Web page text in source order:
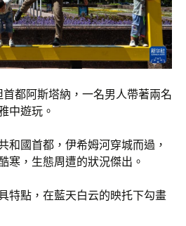
都阿斯塔納，一名男人帶著兩名
中遊玩。
和國首都，伊希姆河穿城而過，
寒，生態周遭的狀況傑出。
特點，在藍天白云的映托下勾畫